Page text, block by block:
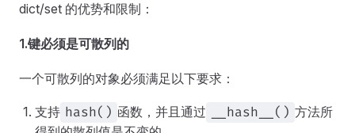
dict/set 的优势和限制：
1.键必须是可散列的
一个可散列的对象必须满足以下要求：
支持 hash() 函数，并且通过 __hash__() 方法所